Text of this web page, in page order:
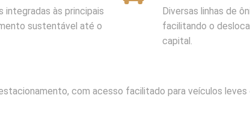
integradas às principais
sustentável até o
Diversas linhas de
facilitando o
capital.
com acesso facilitado para veículos leves